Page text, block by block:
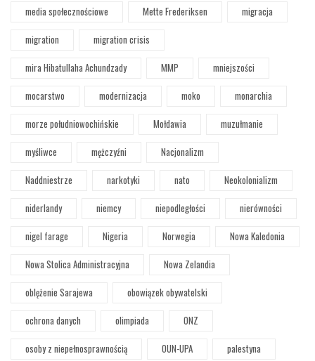
media społecznościowe
Mette Frederiksen
migracja
migration
migration crisis
mira Hibatullaha Achundzady
MMP
mniejszości
mocarstwo
modernizacja moko
monarchia
morze południowochińskie
Mołdawia
muzułmanie
myśliwce
mężczyźni
Nacjonalizm
Naddniestrze
narkotyki nato
Neokolonializm
niderlandy
niemcy niepodległości
nierówności
nigel farage
Nigeria Norwegia
Nowa Kaledonia
Nowa Stolica Administracyjna
Nowa Zelandia
oblężenie Sarajewa
obowiązek obywatelski
ochrona danych
olimpiada
ONZ
osoby z niepełnosprawnością
OUN-UPA
palestyna